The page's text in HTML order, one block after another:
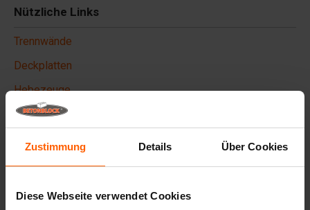
Zustimmung Details Über Cookies
Diese Webseite verwendet Cookies
Nützliche Links
Trennwände
Deckplatten
Hebezeuge
Handhabungsgeräte
Ersatzteile
Häufig gestellte Fragen